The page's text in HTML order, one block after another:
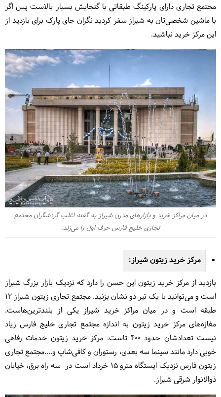
مجتمع تجاری دارای پارکینگ طبقاتی با گنجایش بسیار بالاست پس اگر
با ماشین شخصی‌تان به شیراز سفر کردید نگران جای پارک برای بازدید از
این مرکز خرید نباشید.
در میان مراکز خرید و بازارهای مدرن شیراز به گفته اغلب گردشگران محتمع
تجاری خلیج فارس حرف اول را می‌زند.
مرکز خرید زیتون شیراز:
بازدید از مرکز خرید زیتون این حسن را دارد که نزدیک بازار بزرگ شیراز
است و می‌توانید با یک تیر دو نشان بزنید. مجتمع تجاری زیتون شیراز 12
طبقه است و در میان مراکز خرید شیراز یکی از بلندترین‌هاست.
مغازه‌های مرکز خرید زیتون به اندازه مجتمع تجاری خلیج فارس زیاد
نیست تعدادشان حدود 400 تاست. مرکز خرید زیتون خدمات رفاهی
خوبی دارد مانند سینما سه بعدی، رستوران و کافی‌شاپ و....مجتمع تجاری
زیتون فارس نزدیک ایستگاه مترو 15 خرداد است در سه راه برق، خیابان
ذوالانوار شرقی شیراز.